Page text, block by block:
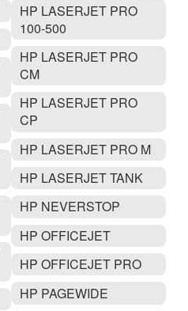
HP LASERJET PRO
100-500
HP LASERJET PRO
CM
HP LASERJET PRO
CP
HP LASERJET PRO M
HP LASERJET TANK
HP NEVERSTOP
HP OFFICEJET
HP OFFICEJET PRO
HP PAGEWIDE